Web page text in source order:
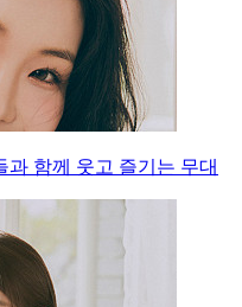
과 함께 웃고 즐기는 무대